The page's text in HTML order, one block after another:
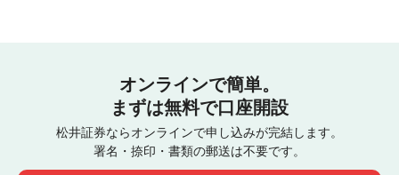
オンラインで簡単。
まずは無料で口座開設
松井証券ならオンラインで申し込みが完結します。
署名・捺印・書類の郵送は不要です。